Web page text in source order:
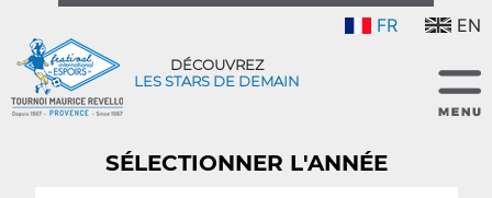
FR EN
DÉCOUVREZ
LES STARS DE DEMAIN
SÉLECTIONNER L'ANNÉE